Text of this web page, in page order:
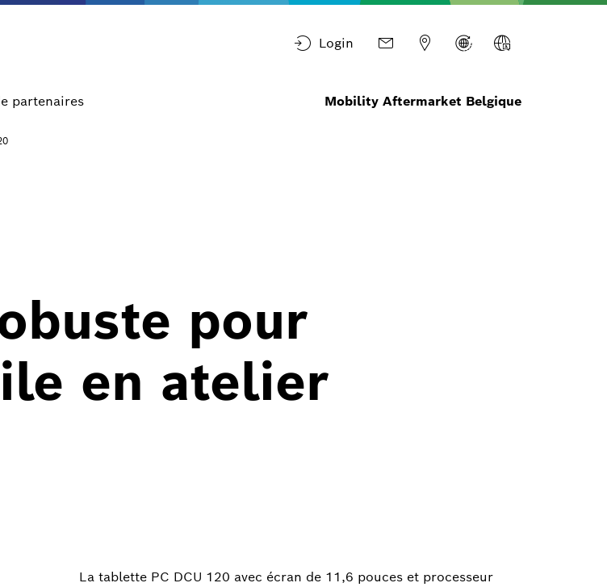
Login
partenaires Mobility Aftermarket Belgique
pour
en atelier
La tablette PC DCU 120 avec écran de 11,6 pouces et processeur